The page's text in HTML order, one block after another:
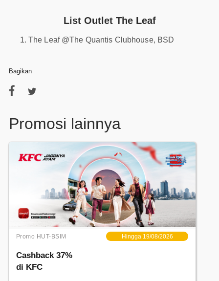
List Outlet The Leaf
The Leaf @The Quantis Clubhouse, BSD
Bagikan
Promosi lainnya
Promo HUT-BSIM Hingga 19/08/2026
Cashback 37%
di KFC